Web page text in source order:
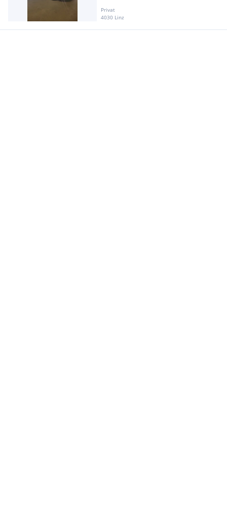
Privat
4030 Linz